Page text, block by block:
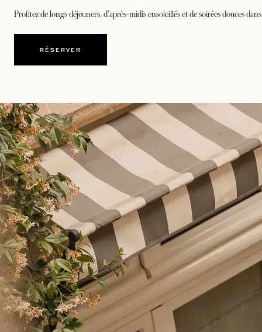
Profitez de longs déjeuners, d'après-midis ensoleillés et de soirées douces
RÉSERVERS’OUVRE DANS UN NOUVEL ONGLET